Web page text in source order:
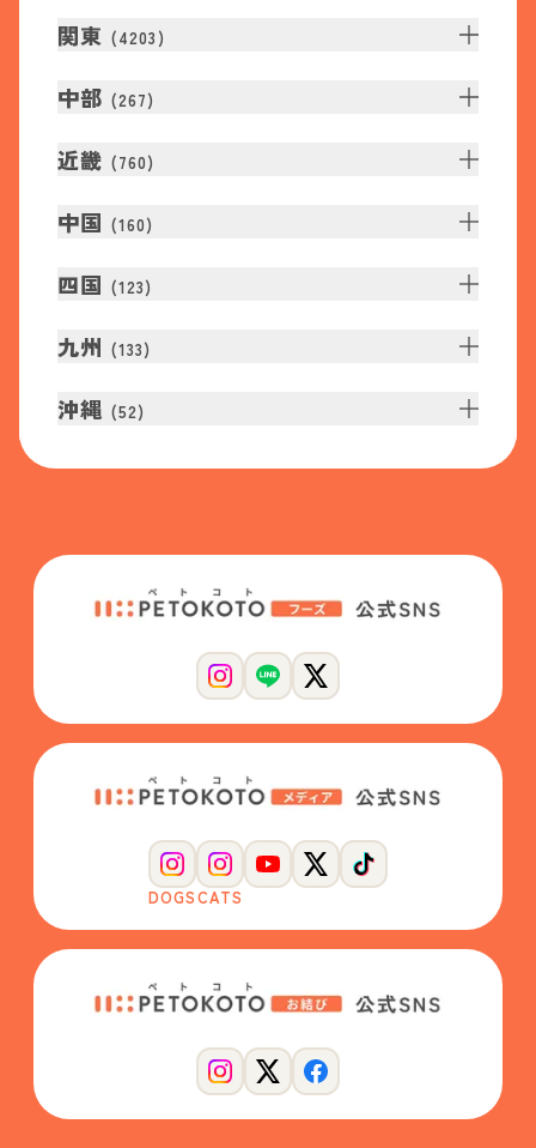
関東 (4203 )
中部 (267)
近畿 (760)
中国 (160)
四国 (123)
九州 (133)
沖縄 (52)
DOGSCATS